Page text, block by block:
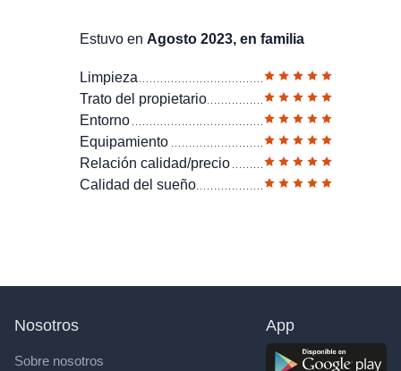
Estuvo en Agosto 2023, en familia
Limpieza
Trato del propietario
Entorno
Equipamiento
Relación calidad/precio
Calidad del sueño
Nosotros
Sobre nosotros
App